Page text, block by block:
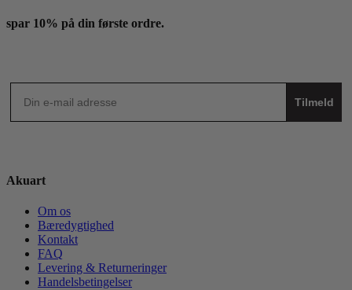
spar 10% på din første ordre.
Tilmeld
Akuart
Om os
Bæredygtighed
Kontakt
FAQ
Levering & Returneringer
Handelsbetingelser